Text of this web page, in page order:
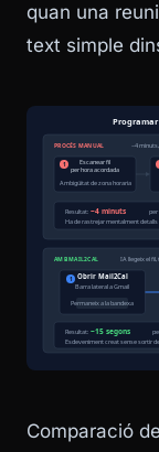
quan una
text simple
Comparació